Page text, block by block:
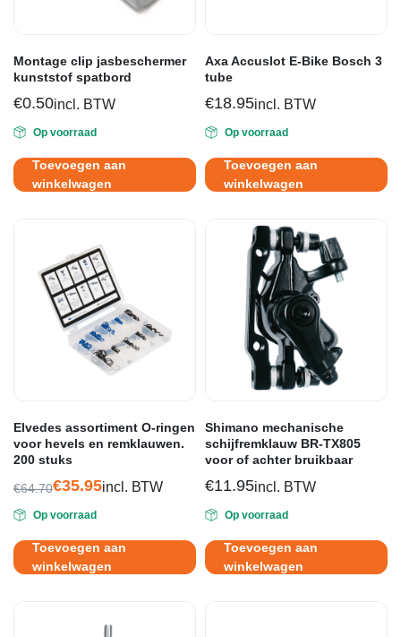
Montage clip jasbeschermer
kunststof spatbord
€0.50incl. BTW
Op voorraad
Toevoegen aan
winkelwagen
Axa Accuslot E-Bike Bosch 3
tube
€18.95incl. BTW
Op voorraad
Toevoegen aan
winkelwagen
Elvedes assortiment O-ringen
voor hevels en remklauwen.
200 stuks
€64.70
prijs
was:
€64.70.
€35.95
prijs
is:
€35.95.
incl. BTW
Op voorraad
Toevoegen aan
winkelwagen
Shimano mechanische
schijfremklauw BR-TX805
voor of achter bruikbaar
€11.95incl. BTW
Op voorraad
Toevoegen aan
winkelwagen